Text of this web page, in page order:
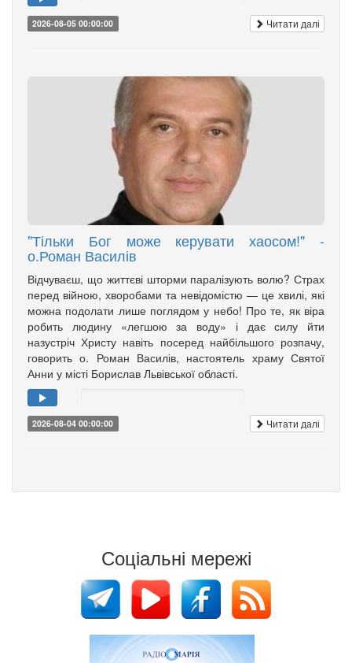
2026-08-05 00:00:00 Читати далі
"Тільки Бог може керувати хаосом!" -
о.Роман Василів
Відчуваєш, що життєві шторми паралізують волю? Страх
перед війною, хворобами та невідомістю — це хвилі, які
можна подолати лише поглядом у небо! Про те, як віра
робить людину «легшою за воду» і дає силу йти
назустріч Христу навіть посеред найбільшого розпачу,
говорить о. Роман Василів, настоятель храму Святої
Анни у місті Борислав Львівської області.
2026-08-04 00:00:00 Читати далі
Соціальні мережі